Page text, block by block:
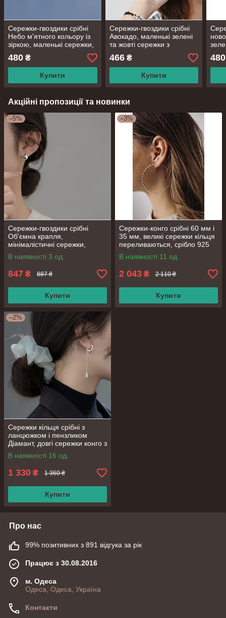
Сережки-гвоздики срібні
Небо м'ятного кольору із
зіркою, маленькі сережки,
срібло 925 проби
480 ₴
Купити
Сережки-гвоздики срібні
Авокадо, маленькі зелені
та жовті сережки з
емаллю, срібло 925 проби
466₴
Купити
480
Акційні пропозиції та новинки
–5%
Сережки-гвоздики срібні
Об'ємна крапля,
мінімалістичні сережки,
срібло 925 проби
В наявності 3 од.
847 ₴ 887 ₴
Купити
–3%
Сережки-конго срібні 60 мм і
35 мм, великі сережки кільця
переливаються, срібло 925
проби
В наявності 11 од.
2 043 ₴ 2 110 ₴
Купити
–2%
Сережки кільця срібні з
ланцюжком і пензликом
Діамант, довгі сережки конго з
фіанітами, срібло 925 проби
В наявності 16 од.
1 330 ₴ 1 360 ₴
Купити
Про нас
99% позитивних з 891 відгука за рік
Працює з 30.08.2016
м. Одеса
Одеса, Одеса, Україна
Контакти